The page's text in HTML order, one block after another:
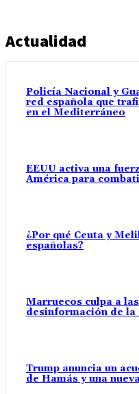
Actualidad
Policía Nacional y
red española que
en el Mediterráneo
EEUU activa una
América para
¿Por qué Ceuta y
españolas?
Marruecos culpa a
desinformación de
Trump anuncia un
de Hamás y una